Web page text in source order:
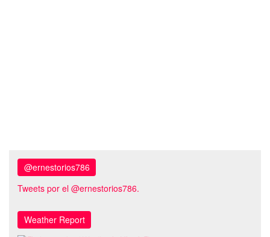
@ernestorios786
Tweets por el @ernestorios786.
Weather Report